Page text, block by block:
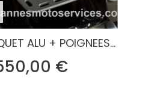
ALU + POIGNEES...
€